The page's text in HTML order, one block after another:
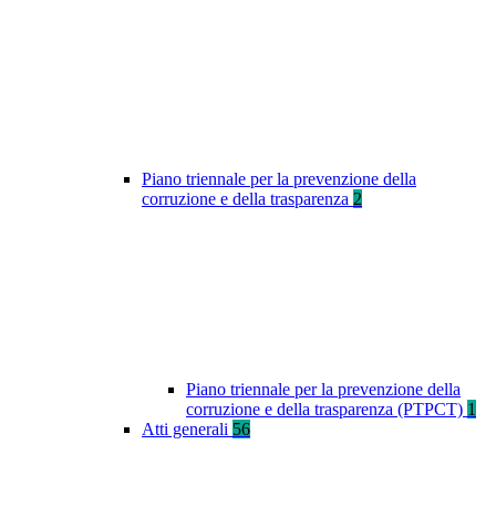
Piano triennale per la prevenzione della
corruzione e della trasparenza 2
Piano triennale per la prevenzione della
corruzione e della trasparenza (PTPCT) 1
Atti generali 56